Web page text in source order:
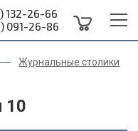
132-26-66
091-26-86
Журнальные столики
10